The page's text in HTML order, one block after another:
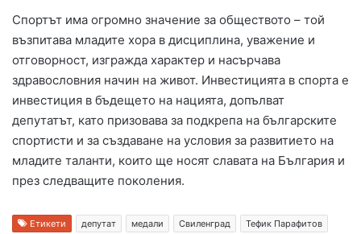
Спортът има огромно значение за обществото – той
възпитава младите хора в дисциплина, уважение и
отговорност, изгражда характер и насърчава
здравословния начин на живот. Инвестицията в спорта е
инвестиция в бъдещето на нацията, допълват
депутатът, като призовава за подкрепа на българските
спортисти и за създаване на условия за развитието на
младите таланти, които ще носят славата на България и
през следващите поколения.
Етикети депутат медали Свиленград
Тефик Парафитов